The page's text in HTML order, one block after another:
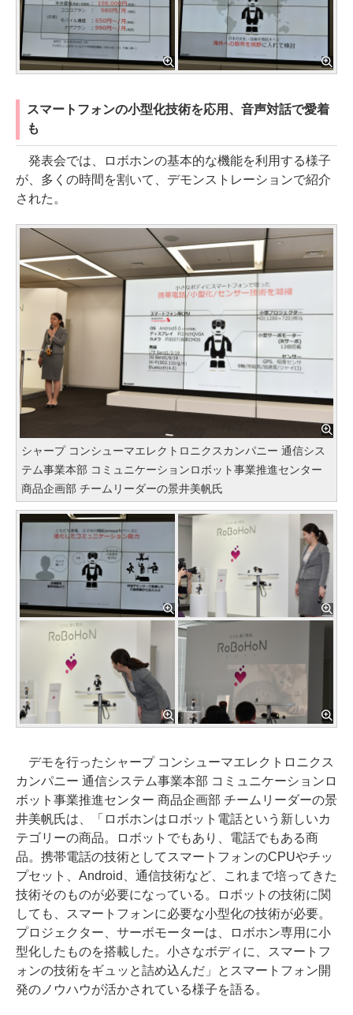
スマートフォンの小型化技術を応用、音声対話で愛着
も
発表会では、ロボホンの基本的な機能を利用する様子
が、多くの時間を割いて、デモンストレーションで紹介
された。
シャープ コンシューマエレクトロニクスカンパニー 通信シス
テム事業本部 コミュニケーションロボット事業推進センター
商品企画部 チームリーダーの景井美帆氏
デモを行ったシャープ コンシューマエレクトロニクス
カンパニー 通信システム事業本部 コミュニケーションロ
ボット事業推進センター 商品企画部 チームリーダーの景
井美帆氏は、「ロボホンはロボット電話という新しいカ
テゴリーの商品。ロボットでもあり、電話でもある商
品。携帯電話の技術としてスマートフォンのCPUやチッ
プセット、Android、通信技術など、これまで培ってきた
技術そのものが必要になっている。ロボットの技術に関
しても、スマートフォンに必要な小型化の技術が必要。
プロジェクター、サーボモーターは、ロボホン専用に小
型化したものを搭載した。小さなボディに、スマートフ
ォンの技術をギュッと詰め込んだ」とスマートフォン開
発のノウハウが活かされている様子を語る。